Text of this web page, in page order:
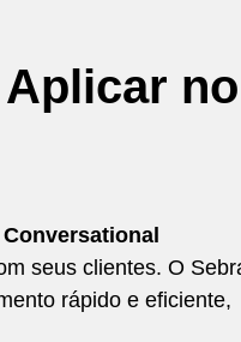
no
Conversational
seus clientes. O
rápido e eficiente,